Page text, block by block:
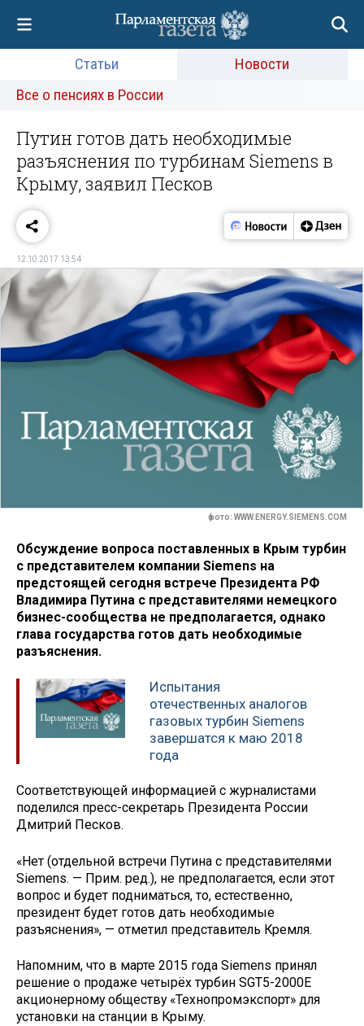
Статьи
Новости
Все о пенсиях в России
Путин готов дать необходимые
разъяснения по турбинам Siemens в
Крыму, заявил Песков
12.10.2017 13:54
фото: WWW.ENERGY.SIEMENS.COM
Обсуждение вопроса поставленных в Крым турбин
с представителем компании Siemens на
предстоящей сегодня встрече Президента РФ
Владимира Путина с представителями немецкого
бизнес-сообщества не предполагается, однако
глава государства готов дать необходимые
разъяснения.
Испытания
отечественных аналогов
газовых турбин Siemens
завершатся к маю 2018
года
Соответствующей информацией с журналистами
поделился пресс-секретарь Президента России
Дмитрий Песков.
«Нет (отдельной встречи Путина с представителями
Siemens. — Прим. ред.), не предполагается, если этот
вопрос и будет подниматься, то, естественно,
президент будет готов дать необходимые
разъяснения», — отметил представитель Кремля.
Напомним, что в марте 2015 года Siemens принял
решение о продаже четырёх турбин SGT5-2000E
акционерному обществу «Технопромэкспорт» для
установки на станции в Крыму.